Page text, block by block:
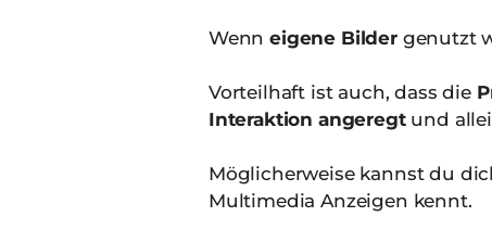
Wenneigene Bilder genutzt
Vorteilhaft ist auch, dass die
Interaktion angeregtund
Möglicherweise kannst du
Multimedia Anzeigen kennt.